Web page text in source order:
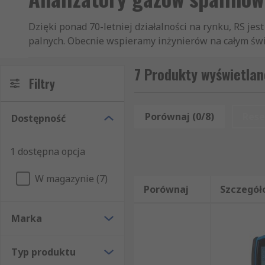
Dzięki ponad 70-letniej działalności na rynku, RS
palnych. Obecnie wspieramy inżynierów na całym
Tlenomierze, czy Akcesoria do wykrywania gazu.
Państwu szybkie złożenie zamówienia przez
będzie spełniać wszystkie Państwa oczekiwania.
palnych. Niezależnie od tego, czy kupują Państwo
kategorii Detektory gazów palnych zostanie
artykułów z sekcji Detektory gazów palnych mogą
W skład naszej oferty artykułów z grupy
Technika pomiarowa. Wszystkie zamówione
Filtry
Dostępność
1 dostępna opcja
W magazynie (7)
Marka
Typ produktu
7 Produkty
Porównaj (0/8)
Porównaj